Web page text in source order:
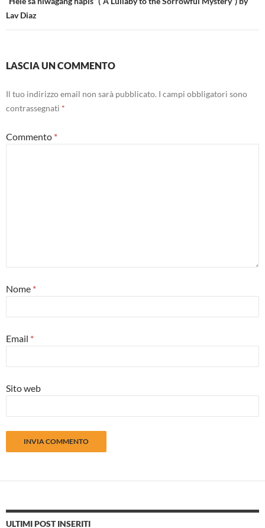
Lav Diaz
LASCIA UN COMMENTO
Il tuo indirizzo email non sarà pubblicato. I campi obbligatori sono
contrassegnati *
Commento *
Nome *
Email *
Sito web
ULTIMI POST INSERITI